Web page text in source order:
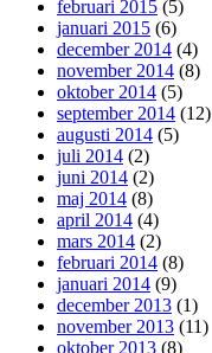
februari 2015 (5)
januari 2015 (6)
december 2014 (4)
november 2014 (8)
oktober 2014 (5)
september 2014 (12)
augusti 2014 (5)
juli 2014 (2)
juni 2014 (2)
maj 2014 (8)
april 2014 (4)
mars 2014 (2)
februari 2014 (8)
januari 2014 (9)
december 2013 (1)
november 2013 (11)
oktober 2013 (8)